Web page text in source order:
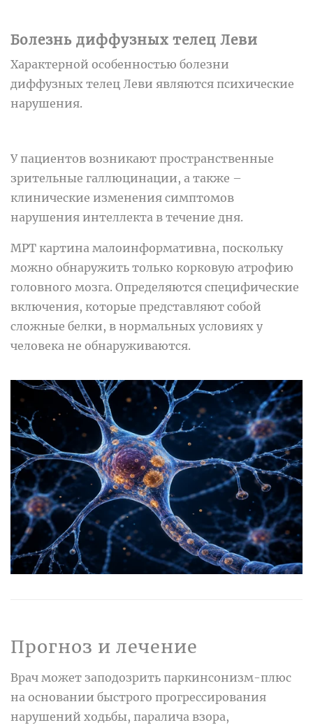
Болезнь диффузных телец Леви
Характерной особенностью болезни
диффузных телец Леви являются психические
нарушения.
У пациентов возникают пространственные
зрительные галлюцинации, а также –
клинические изменения симптомов
нарушения интеллекта в течение дня.
МРТ картина малоинформативна, поскольку
можно обнаружить только корковую атрофию
головного мозга. Определяются специфические
включения, которые представляют собой
сложные белки, в нормальных условиях у
человека не обнаруживаются.
Прогноз и лечение
Врач может заподозрить паркинсонизм-плюс
на основании быстрого прогрессирования
нарушений ходьбы, паралича взора,